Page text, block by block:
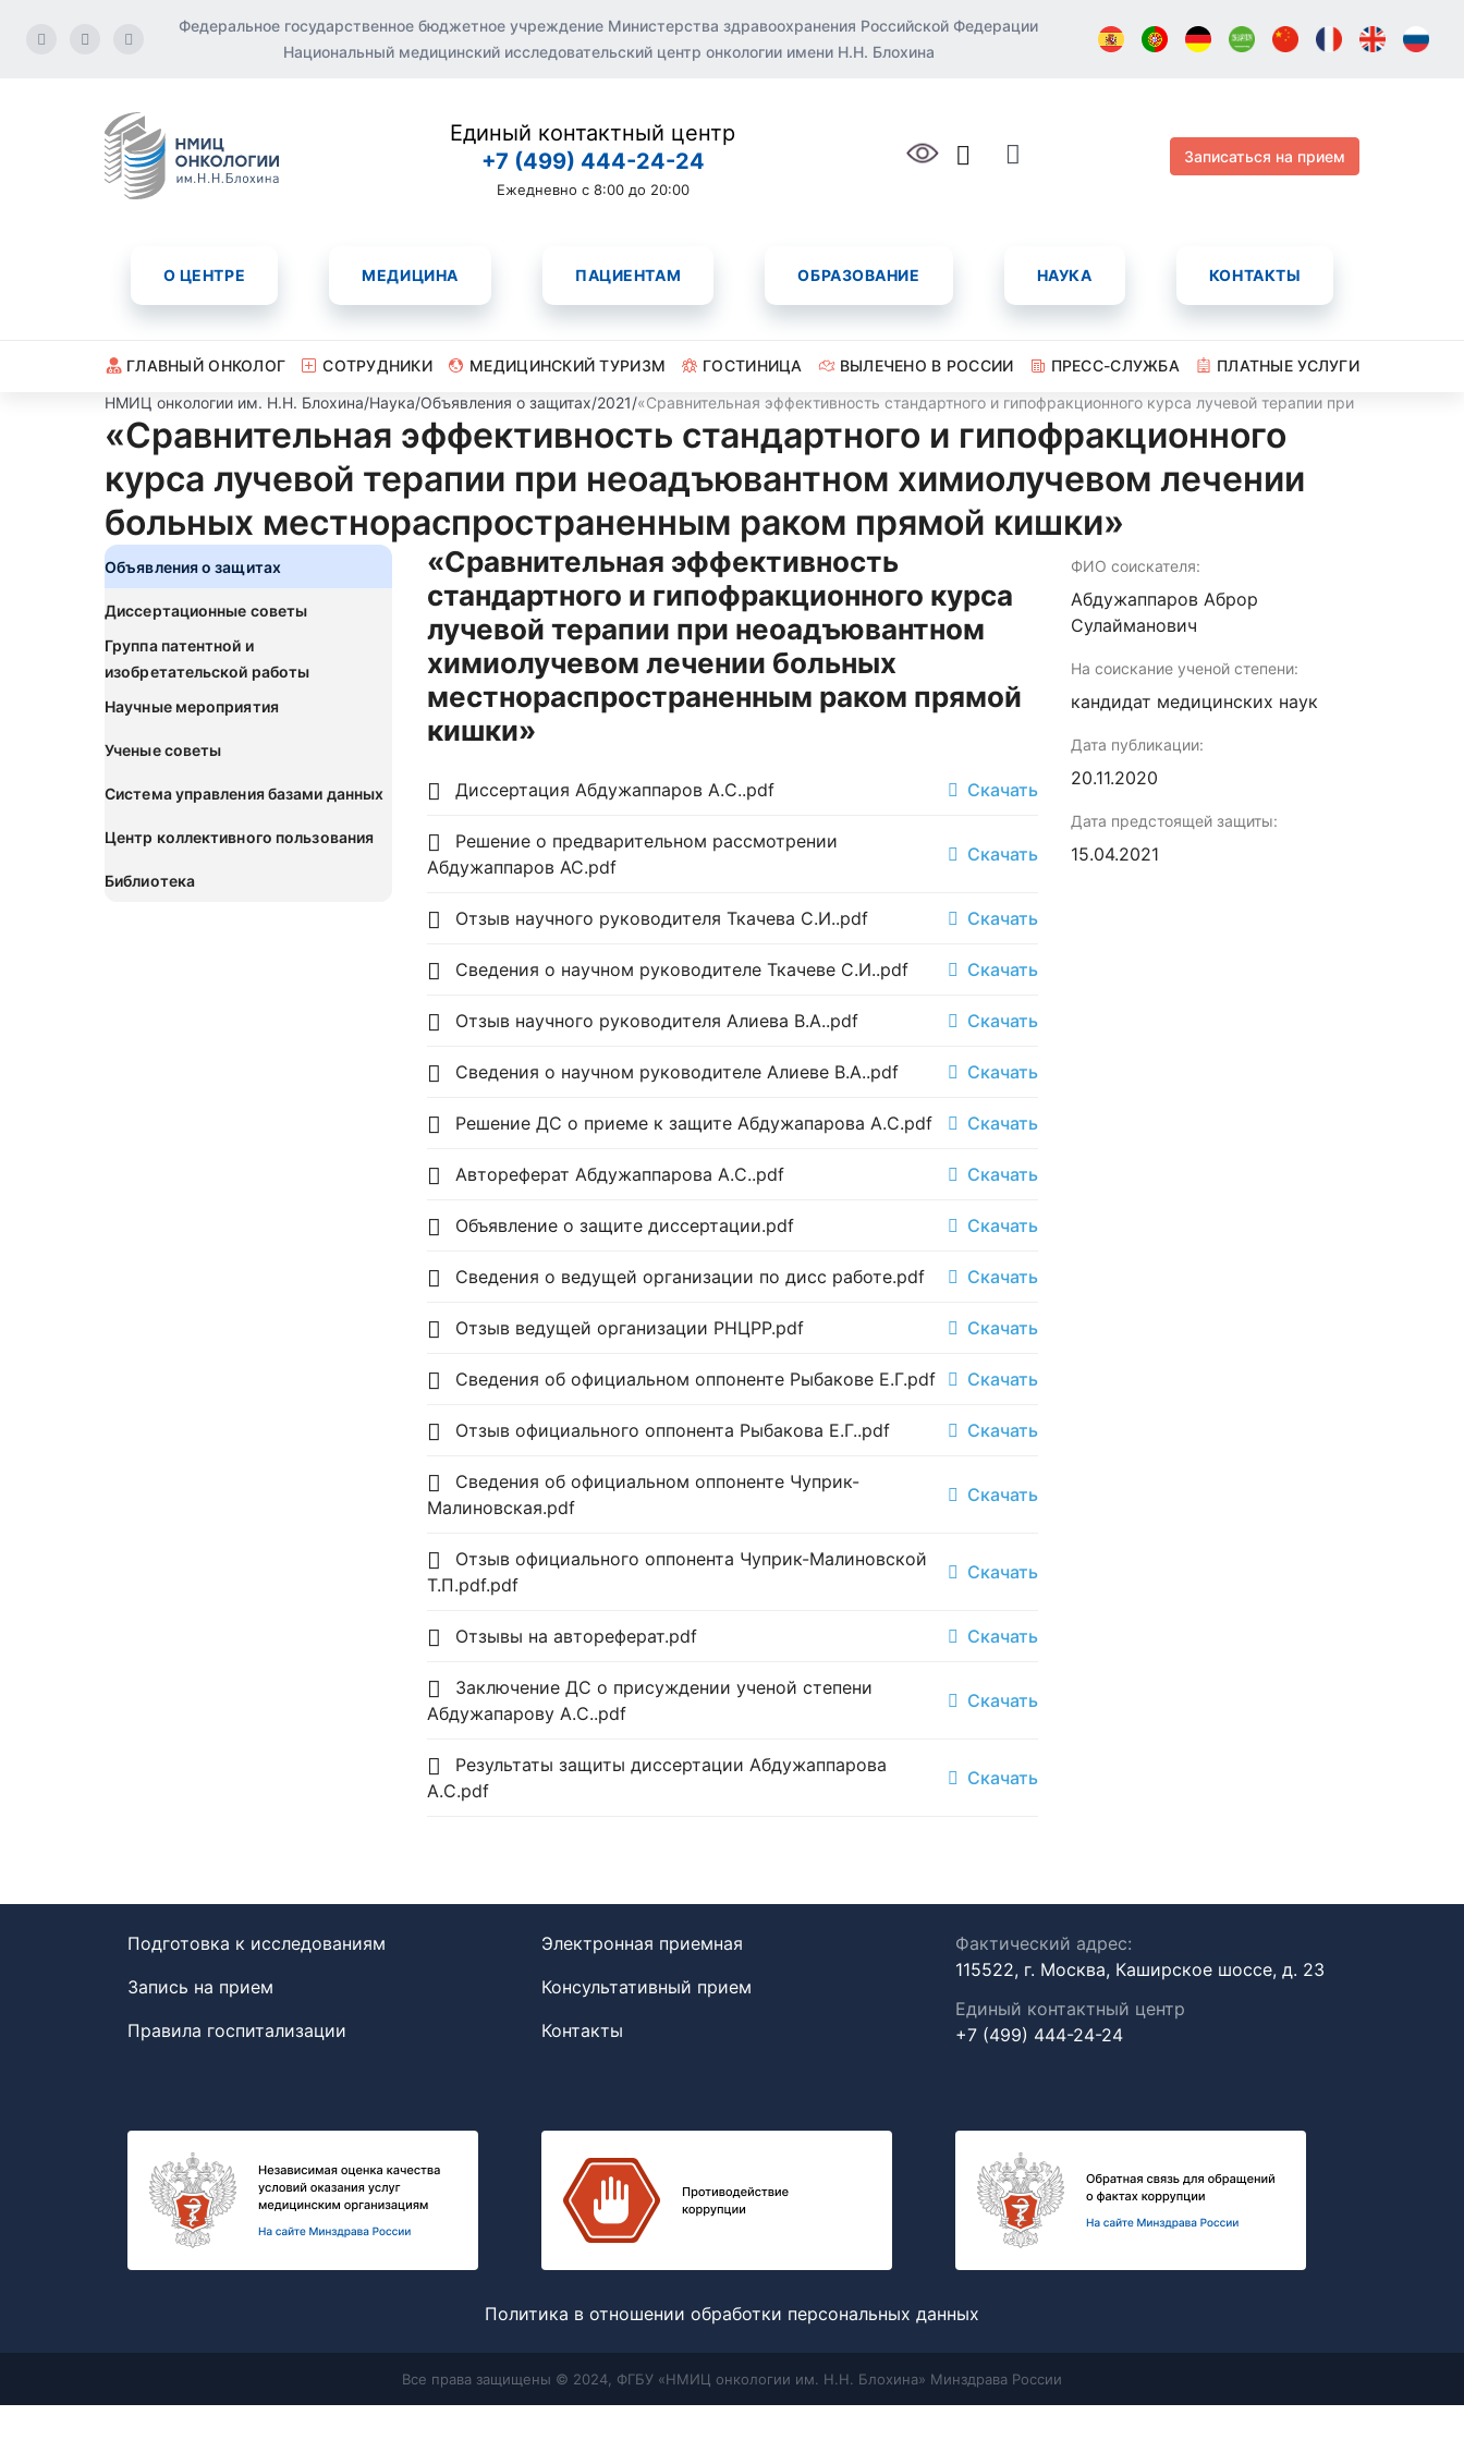
Федеральное государственное бюджетное учреждение Министерства здравоохранения Российской Федерации
Национальный медицинский исследовательский центр онкологии имени Н.Н. Блохина
Единый контактный центр
+7 (499) 444-24-24
Ежедневно с 8:00 до 20:00
Записаться на прием
О ЦЕНТРЕ МЕДИЦИНА ПАЦИЕНТАМ ОБРАЗОВАНИЕ НАУКА КОНТАКТЫ
ГЛАВНЫЙ ОНКОЛОГ СОТРУДНИКИ МЕДИЦИНСКИЙ ТУРИЗМ ГОСТИНИЦА ВЫЛЕЧЕНО В РОССИИ ПРЕСС-СЛУЖБА
ПЛАТНЫЕ УСЛУГИ
НМИЦ онкологии им. Н.Н. Блохина/Наука/Объявления о защитах/2021/«Сравнительная эффективность стандартного и гипофракционного курса лучевой терапии при
«Сравнительная эффективность стандартного и гипофракционного
курса лучевой терапии при неоадъювантном химиолучевом лечении
больных местнораспространенным раком прямой кишки»
Объявления о защитах
Диссертационные советы
Группа патентной и
изобретательской работы
Научные мероприятия
Ученые советы
Система управления базами данных
Центр коллективного пользования
Библиотека
«Сравнительная эффективность
стандартного и гипофракционного курса
лучевой терапии при неоадъювантном
химиолучевом лечении больных
местнораспространенным раком прямой
кишки»
Диссертация Абдужаппаров А.С..pdf Скачать
Решение о предварительном рассмотрении
Абдужаппаров АС.pdf
Скачать
Отзыв научного руководителя Ткачева С.И..pdf Скачать
Сведения о научном руководителе Ткачеве С.И..pdf Скачать
Отзыв научного руководителя Алиева В.А..pdf Скачать
Сведения о научном руководителе Алиеве В.А..pdf Скачать
Решение ДС о приеме к защите Абдужапарова А.С.pdf Скачать
Автореферат Абдужаппарова А.С..pdf Скачать
Объявление о защите диссертации.pdf Скачать
Сведения о ведущей организации по дисс работе.pdf Скачать
Отзыв ведущей организации РНЦРР.pdf Скачать
Сведения об официальном оппоненте Рыбакове Е.Г.pdf Скачать
Отзыв официального оппонента Рыбакова Е.Г..pdf Скачать
Сведения об официальном оппоненте Чуприк-
Малиновская.pdf
Скачать
Отзыв официального оппонента Чуприк-Малиновской
Т.П.pdf.pdf
Скачать
Отзывы на автореферат.pdf Скачать
Заключение ДС о присуждении ученой степени
Абдужапарову А.С..pdf
Скачать
Результаты защиты диссертации Абдужаппарова
А.С.pdf
Скачать
ФИО соискателя:
Абдужаппаров Аброр
Сулайманович
На соискание ученой степени:
кандидат медицинских наук
Дата публикации:
20.11.2020
Дата предстоящей защиты:
15.04.2021
Подготовка к исследованиям
Запись на прием
Правила госпитализации
Электронная приемная
Консультативный прием
Контакты
Фактический адрес:
115522, г. Москва, Каширское шоссе, д. 23
Единый контактный центр
+7 (499) 444-24-24
Политика в отношении обработки персональных данных
Все права защищены © 2024, ФГБУ «НМИЦ онкологии им. Н.Н. Блохина» Минздрава России